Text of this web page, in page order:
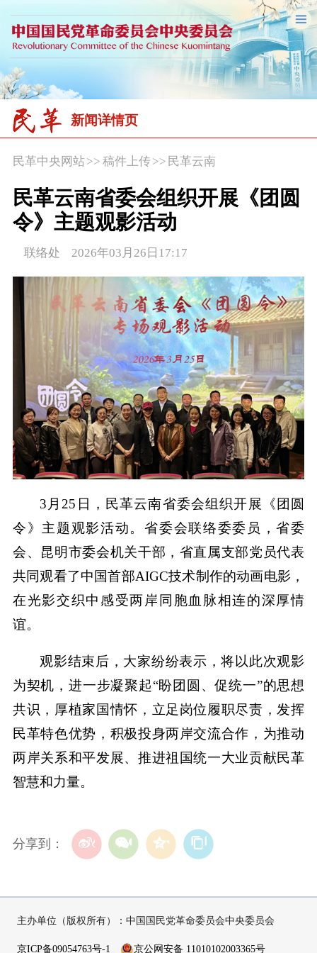
新闻详情页
民革中央网站>> 稿件上传 >> 民革云南
民革云南省委会组织开展《团圆
令》主题观影活动
联络处 2026年03月26日17:17
3月25日，民革云南省委会组织开展《团圆
令》主题观影活动。省委会联络委委员，省委
会、昆明市委会机关干部，省直属支部党员代表
共同观看了中国首部AIGC技术制作的动画电影，
在光影交织中感受两岸同胞血脉相连的深厚情
谊。
观影结束后，大家纷纷表示，将以此次观影
为契机，进一步凝聚起“盼团圆、促统一”的思想
共识，厚植家国情怀，立足岗位履职尽责，发挥
民革特色优势，积极投身两岸交流合作，为推动
两岸关系和平发展、推进祖国统一大业贡献民革
智慧和力量。
分享到：
主办单位（版权所有）：中国国民党革命委员会中央委员会
京ICP备09054763号-1 京公网安备 11010102003365号